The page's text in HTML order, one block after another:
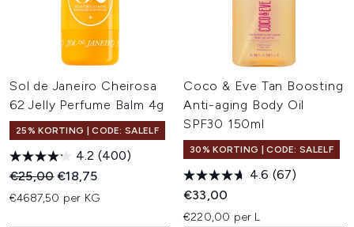
Sol de Janeiro Cheirosa
62 Jelly Perfume Balm 4g
25% KORTING | CODE: SALELF
4.2 (400)
Recommended Retail Price:
€25,00Huidige prijs:
€18,75
€4687,50 per KG
Coco & Eve Tan Boosting
Anti-aging Body Oil
SPF30 150ml
30% KORTING | CODE: SALELF
4.6 (67)
€33,00
€220,00 per L